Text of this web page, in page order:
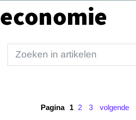
economie
Pagina 1 2 3 volgende